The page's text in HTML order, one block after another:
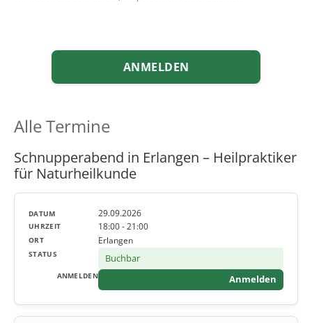
ANMELDEN
Alle Termine
Schnupperabend in Erlangen – Heilpraktiker
für Naturheilkunde
29.09.2026
18:00 - 21:00
Erlangen
Buchbar
Anmelden